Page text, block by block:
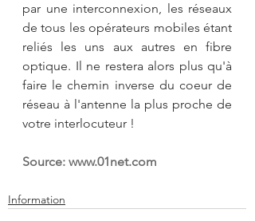
par une interconnexion, les réseaux
de tous les opérateurs mobiles étant
reliés les uns aux autres en fibre
optique. Il ne restera alors plus qu'à
faire le chemin inverse du coeur de
réseau à l'antenne la plus proche de
votre interlocuteur !
Source: www.01net.com
Information